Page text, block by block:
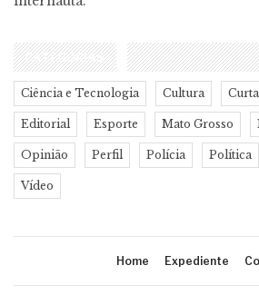
CATEGORIAS
Ciência e Tecnologia Cultura
Editorial Esporte Mato Grosso
Opinião Perfil Polícia Política
Vídeo
Home Expediente